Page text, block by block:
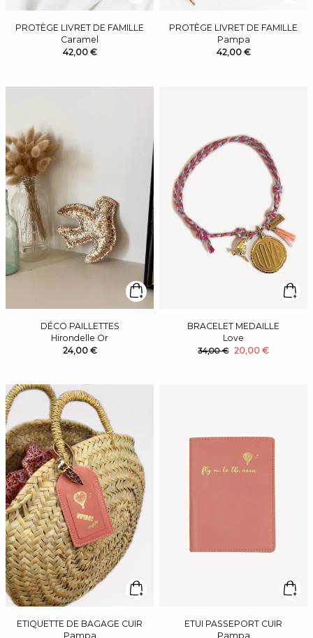
PROTÈGE LIVRET DE FAMILLE
Caramel
42,00 €
PROTÈGE LIVRET DE FAMILLE
Pampa
42,00 €
DÉCO PAILLETTES
Hirondelle Or
24,00 €
BRACELET MEDAILLE
Love
34,00 € 20,00 €
ETIQUETTE DE BAGAGE CUIR
Pampa
ETUI PASSEPORT CUIR
Pampa